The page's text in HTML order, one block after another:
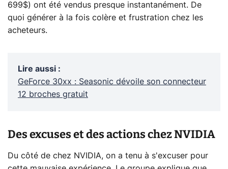
699$) ont été vendus presque instantanément. De
quoi générer à la fois colère et frustration chez les
acheteurs.
Lire aussi :
GeForce 30xx : Seasonic dévoile son connecteur
12 broches gratuit
Des excuses et des actions chez NVIDIA
Du côté de chez NVIDIA, on a tenu à s'excuser pour